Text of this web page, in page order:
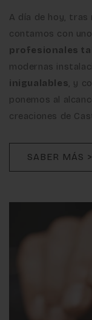
A día de hoy, tras
contamos con
profesionales
modernas
inigualables, y
ponemos al
creaciones de
SABER MÁS >